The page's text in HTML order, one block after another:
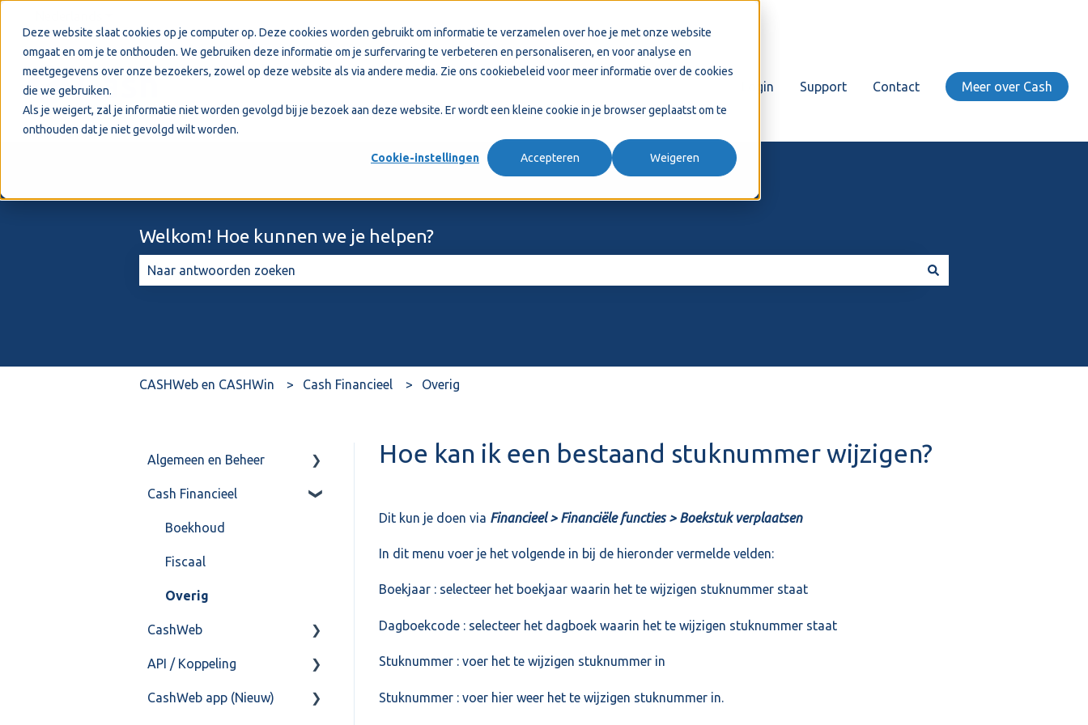
Deze website slaat cookies op je computer op. Deze cookies worden gebruikt om informatie te verzamelen over hoe je met onze website
omgaat en om je te onthouden. We gebruiken deze informatie om je surfervaring te verbeteren en personaliseren, en voor analyse en
meetgegevens over onze bezoekers, zowel op deze website als via andere media. Zie ons cookiebeleid voor meer informatie over de cookies
die we gebruiken.
Als je weigert, zal je informatie niet worden gevolgd bij je bezoek aan deze website. Er wordt een kleine cookie in je browser geplaatst om te
onthouden dat je niet gevolgd wilt worden.
Cookie-instellingen Accepteren Weigeren
Login Support Contact Meer over Cash
Welkom! Hoe kunnen we je helpen?
CASHWeb en CASHWin Cash Financieel Overig
Hoe kan ik een bestaand stuknummer wijzigen?
Dit kun je doen via Financieel > Financiële functies > Boekstuk verplaatsen
In dit menu voer je het volgende in bij de hieronder vermelde velden:
Boekjaar : selecteer het boekjaar waarin het te wijzigen stuknummer staat
Dagboekcode : selecteer het dagboek waarin het te wijzigen stuknummer staat
Stuknummer : voer het te wijzigen stuknummer in
Stuknummer : voer hier weer het te wijzigen stuknummer in.
Algemeen en Beheer
Bank(koppeling)
Import/Export
Postbus
Training & Consultancy
Overig
Cash Financieel
Boekhoud
Fiscaal
Overig
CashWeb
CashHero Layout
Mailen vanuit CASHWeb
API / Koppeling
Algemeen
CashWeb app (Nieuw)